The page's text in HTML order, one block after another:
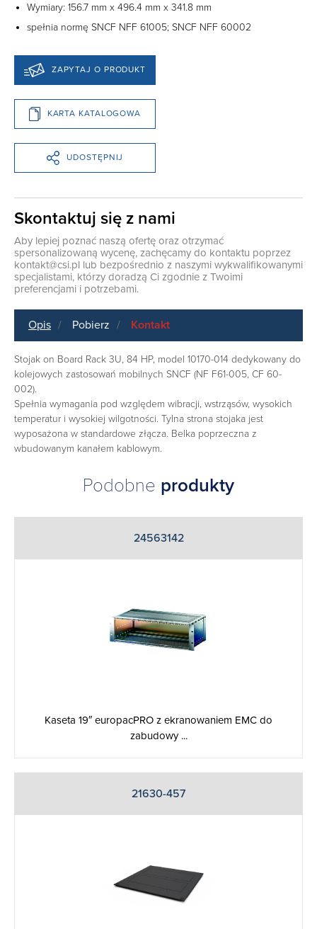
Wymiary: 156.7 mm x 496.4 mm x 341.8 mm
spełnia normę SNCF NFF 61005; SNCF NFF 60002
ZAPYTAJ O PRODUKT
KARTA KATALOGOWA
UDOSTĘPNIJ
Skontaktuj się z nami
Aby lepiej poznać naszą ofertę oraz otrzymać
spersonalizowaną wycenę, zachęcamy do kontaktu poprzez
kontakt@csi.pl lub bezpośrednio z naszymi wykwalifikowanymi
specjalistami, którzy doradzą Ci zgodnie z Twoimi
preferencjami i potrzebami.
Opis Pobierz Kontakt
Stojak on Board Rack 3U, 84 HP, model 10170-014 dedykowany do
kolejowych zastosowań mobilnych SNCF (NF F61-005, CF 60-
002).
Spełnia wymagania pod względem wibracji, wstrząsów, wysokich
temperatur i wysokiej wilgotności. Tylna strona stojaka jest
wyposażona w standardowe złącza. Belka poprzeczna z
wbudowanym kanałem kablowym.
Podobne produkty
24563142
Kaseta 19″ europacPRO z ekranowaniem EMC do
zabudowy ...
21630-457